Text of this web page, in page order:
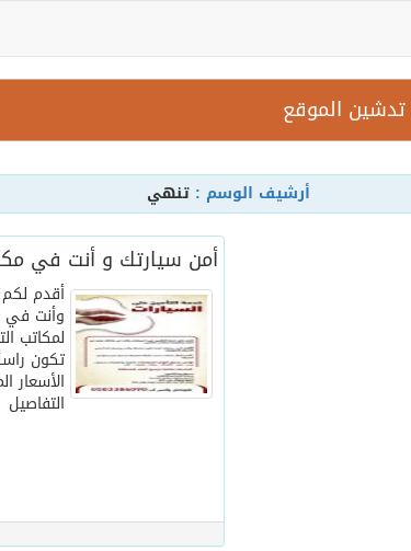
الموقع
أرشيف الوسم : تنهي
أمن سيارتك و أنت في
أقدم
وأنت في
لمكاتب
تكون
الأسعار
التفاصيل